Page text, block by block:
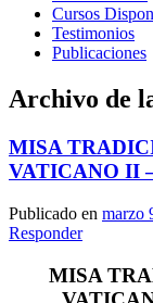
Cursos
Testimonios
Publicaciones
Archivo de
MISA
VATICANO II
Publicado en marzo
Responder
MISA